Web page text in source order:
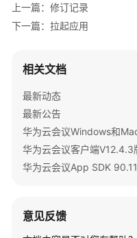
介
绍
费
说
购
买
指
快
上一篇：修订记录
下一篇：拉起应用
相关文档
最新动态
最新公告
华为云会议客户端
意见反馈